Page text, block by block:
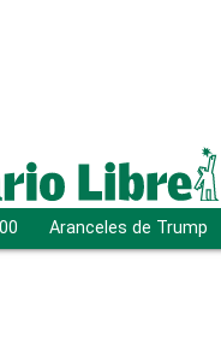
Aranceles de Trump